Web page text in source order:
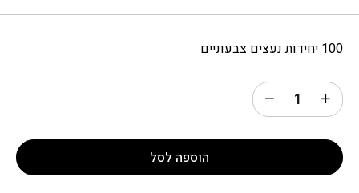
100 יחידות נעצים צבעוניים
הוספה לסל